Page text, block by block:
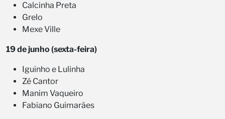
Calcinha Preta
Grelo
Mexe Ville
19 de junho (sexta-feira)
Iguinho e Lulinha
Zé Cantor
Manim Vaqueiro
Fabiano Guimarães